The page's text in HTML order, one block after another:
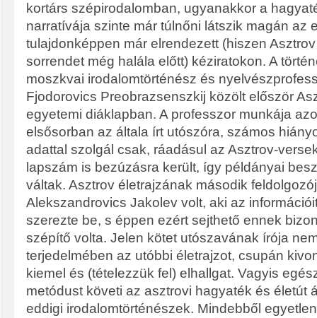
kortárs szépirodalomban, ugyanakkor a
narratívája szinte már túlnőni látszik magán az
tulajdonképpen már elrendezett (hiszen
sorrendet még halála előtt) kéziratokon. A
moszkvai irodalomtörténész és
Fjodorovics Preobrazsenszkij közölt először
egyetemi diáklapban. A professzor munkája
elsősorban az általa írt utószóra, számos
adattal szolgál csak, ráadásul az Asztrov-
lapszám is bezúzásra került, így példányai
váltak. Asztrov életrajzának második
Alekszandrovics Jakolev volt, aki az
szerezte be, s éppen ezért sejthető ennek
szépítő volta. Jelen kötet utószavának írója
terjedelmében az utóbbi életrajzot, csupán
kiemel és (tételezzük fel) elhallgat. Vagyis
metódust követi az asztrovi hagyaték és életút
eddigi irodalomtörténészek. Mindebből